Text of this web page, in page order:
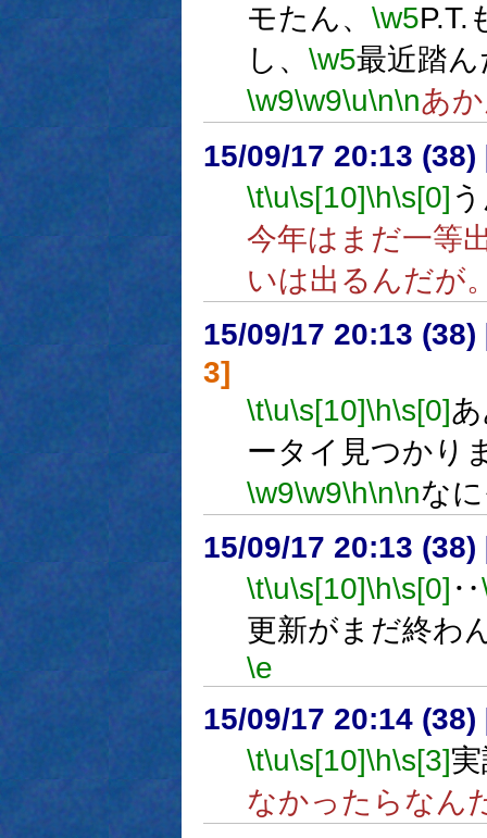
モたん、 \w5P.T.
し、 \w5最近踏
\w9\w9\u\n\nあ
15/09/17 20:13 (38)
\t\u\s[10]\h\s[0]
今年はまだ一等
いは出るんだが
15/09/17 20:13 (38)
3]
\t\u\s[10]\h\s[0]
ータイ見つかり
\w9\w9\h\n\nな
15/09/17 20:13 (38)
\t\u\s[10]\h\s[0] ‥
更新がまだ終わ
\e
15/09/17 20:14 (38)
\t\u\s[10]\h\s[3]
なかったらなん